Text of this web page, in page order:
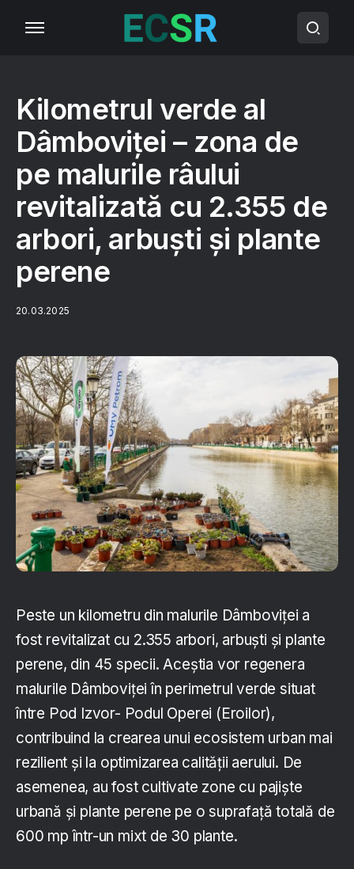
Kilometrul verde al
Dâmboviței – zona de
pe malurile râului
revitalizată cu 2.355 de
arbori, arbuști și plante
perene
20.03.2025
Peste un kilometru din malurile Dâmboviței a
fost revitalizat cu 2.355 arbori, arbuști și plante
perene, din 45 specii. Aceștia vor regenera
malurile Dâmboviței în perimetrul verde situat
între Pod Izvor- Podul Operei (Eroilor),
contribuind la crearea unui ecosistem urban mai
rezilient și la optimizarea calității aerului. De
asemenea, au fost cultivate zone cu pajiște
urbană și plante perene pe o suprafață totală de
600 mp într-un mixt de 30 plante.